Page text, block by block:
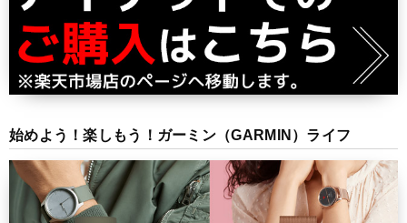
始めよう！楽しもう！ガーミン（GARMIN）ライフ